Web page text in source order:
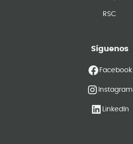
RSC
Síguenos
Facebook
Instagram
LinkedIn